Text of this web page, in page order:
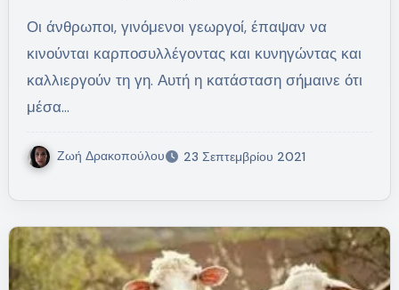
Οι άνθρωποι, γινόμενοι γεωργοί, έπαψαν να
κινούνται καρποσυλλέγοντας και κυνηγώντας και
καλλιεργούν τη γη. Αυτή η κατάσταση σήμαινε ότι
μέσα…
Ζωή Δρακοπούλου 23 Σεπτεμβρίου 2021